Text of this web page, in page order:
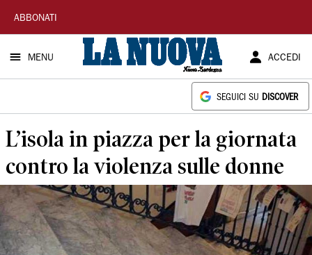
La
Nuova
Sardegna
ABBONATI
MENU ACCEDI
SEGUICI SU DISCOVER
L’isola in piazza per la giornata
contro la violenza sulle donne